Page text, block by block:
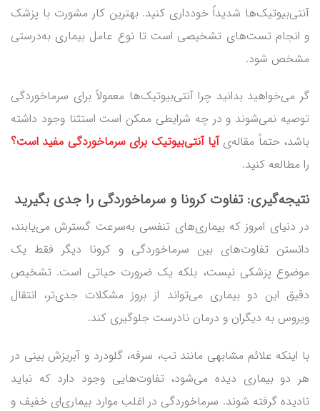
آنتی‌بیوتیک‌ها شدیداً خودداری کنید. بهترین کار مشورت با پزشک
و انجام تست‌های تشخیصی است تا نوع عامل بیماری به‌درستی
مشخص شود.
گر می‌خواهید بدانید چرا آنتی‌بیوتیک‌ها معمولاً برای سرماخوردگی
توصیه نمی‌شوند و در چه شرایطی ممکن است استثنا وجود داشته
باشد، حتماً مقاله‌ی آیا آنتی‌بیوتیک برای سرماخوردگی مفید است؟
را مطالعه کنید.
نتیجه‌گیری:تفاوت کرونا و سرماخوردگی را جدی بگیرید
در دنیای امروز که بیماری‌های تنفسی به‌سرعت گسترش می‌یابند،
دانستن تفاوت‌های بین سرماخوردگی و کرونا دیگر فقط یک
موضوع پزشکی نیست، بلکه یک ضرورت حیاتی است. تشخیص
دقیق این دو بیماری می‌تواند از بروز مشکلات جدی‌تر، انتقال
ویروس به دیگران و درمان نادرست جلوگیری کند.
با اینکه علائم مشابهی مانند تب، سرفه، گلودرد و آبریزش بینی در
هر دو بیماری دیده می‌شود، تفاوت‌هایی وجود دارد که نباید
نادیده گرفته شوند. سرماخوردگی در اغلب موارد بیماری‌ای خفیف و